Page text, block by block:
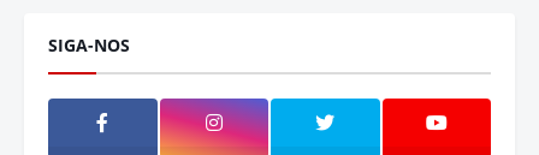
SIGA-NOS